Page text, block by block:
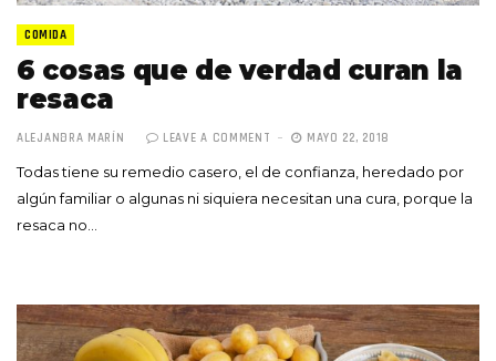
COMIDA
6 cosas que de verdad curan la
resaca
ALEJANDRA MARÍN LEAVE A COMMENT MAYO 22, 2018
Todas tiene su remedio casero, el de confianza, heredado por
algún familiar o algunas ni siquiera necesitan una cura, porque la
resaca no…